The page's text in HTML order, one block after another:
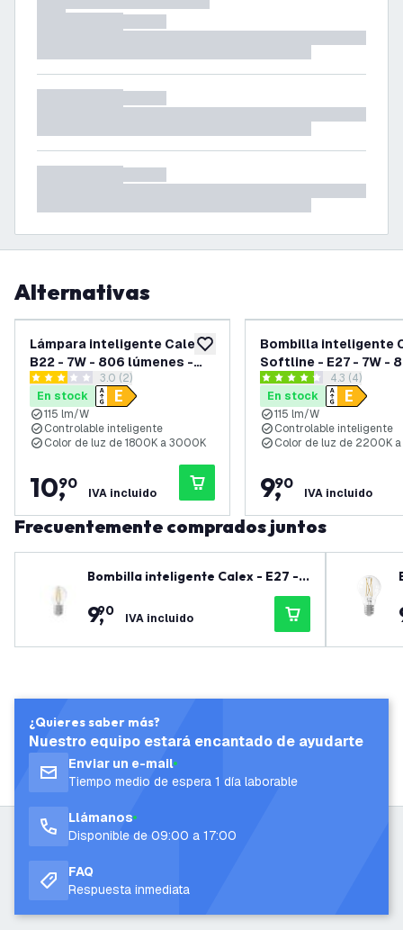
Alternativas
añadir a lista de deseos
Lámpara inteligente Calex -
B22 - 7W - 806 lúmenes -
1800K - 3000Kabrir el panel de reseñas
3 estrellas de puntuación
3.0 (2)
En stock
115 lm/W
Controlable inteligente
Color de luz de 1800K a 3000K
10,
90
IVA incluido
Bombilla inteligente
Softline - E27 - 7W -
lúmenes - 2200K -
abrir el panel
4.3 estrellas de puntuación
4.3 (4)
En stock
115 lm/W
Controlable inteligente
Color de luz de 2200K
9,
90
IVA incluido
Frecuentemente comprados juntos
Bombilla inteligente Calex - E27 -
4.9W - 470 lúmenes - 1800K - 3000
K
9,
90 IVA incluido
¿Quieres saber más?
Nuestro equipo estará encantado de ayudarte
Enviar un e-mail
Tiempo medio de espera 1 día laborable
Llámanos
Disponible de 09:00 a 17:00
FAQ
Respuesta inmediata